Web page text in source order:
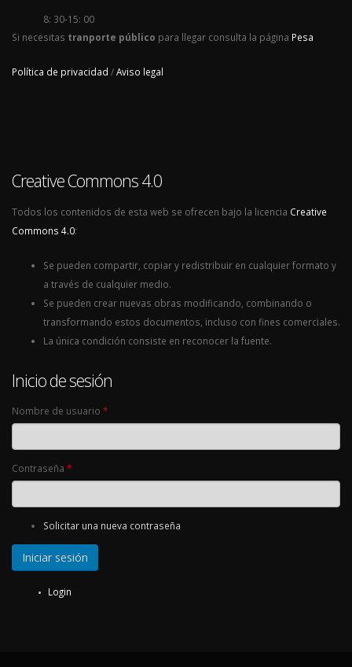
8: 30-15: 00
Si necesitas tranporte público para llegar consulta la página Pesa
Política de privacidad /Aviso legal
Creative Commons 4.0
Todos los contenidos de esta web se ofrecen bajo la licencia Creative
Commons 4.0:
Se pueden compartir, copiar y redistribuir en cualquier formato y
a través de cualquier medio.
Se pueden crear nuevas obras modificando, combinando o
transformando estos documentos, incluso con fines comerciales.
La única condición consiste en reconocer la fuente.
Inicio de sesión
Nombre de usuario *
Contraseña *
Solicitar una nueva contraseña
Login